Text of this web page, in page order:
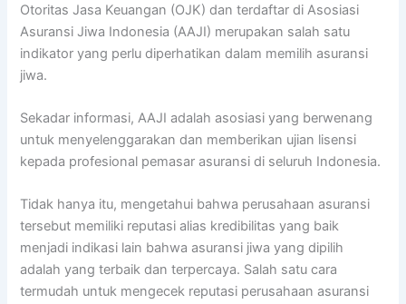
Otoritas Jasa Keuangan (OJK) dan terdaftar di Asosiasi
Asuransi Jiwa Indonesia (AAJI) merupakan salah satu
indikator yang perlu diperhatikan dalam memilih asuransi
jiwa.
Sekadar informasi, AAJI adalah asosiasi yang berwenang
untuk menyelenggarakan dan memberikan ujian lisensi
kepada profesional pemasar asuransi di seluruh Indonesia.
Tidak hanya itu, mengetahui bahwa perusahaan asuransi
tersebut memiliki reputasi alias kredibilitas yang baik
menjadi indikasi lain bahwa asuransi jiwa yang dipilih
adalah yang terbaik dan terpercaya. Salah satu cara
termudah untuk mengecek reputasi perusahaan asuransi